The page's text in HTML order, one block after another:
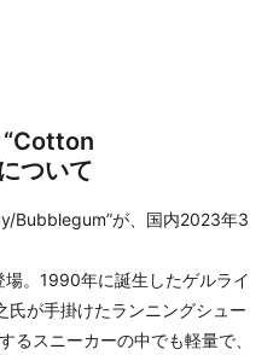
ついて
Bubblegum”が、国内2023年3
。1990年に誕生したゲルライ
氏が手掛けたランニングシュー
るスニーカーの中でも軽量で、